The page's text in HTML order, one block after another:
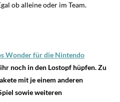
ob alleine oder im Team.
Wonder für die Nintendo
noch in den Lostopf hüpfen. Zu
mit je einem anderen
sowie weiteren